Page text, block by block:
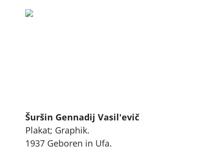
Šuršin Gennadij Vasil'evič
Plakat; Graphik.
1937 Geboren in Ufa.